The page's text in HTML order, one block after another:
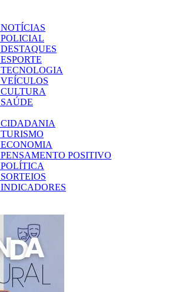
NOTÍCIAS
POLICIAL
DESTAQUES
ESPORTE
TECNOLOGIA
VEÍCULOS
CULTURA
SAÚDE
CIDADANIA
TURISMO
ECONOMIA
PENSAMENTO POSITIVO
POLÍTICA
SORTEIOS
INDICADORES